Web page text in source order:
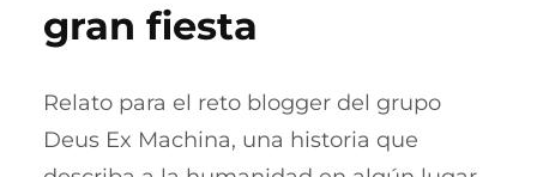
gran fiesta
Relato para el reto blogger del grupo
Deus Ex Machina, una historia que